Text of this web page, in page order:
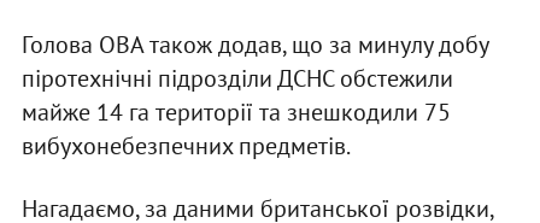
Голова ОВА також додав, що за минулу добу
піротехнічні підрозділи ДСНС обстежили
майже 14 га території та знешкодили 75
вибухонебезпечних предметів.
Нагадаємо, за даними британської розвідки,